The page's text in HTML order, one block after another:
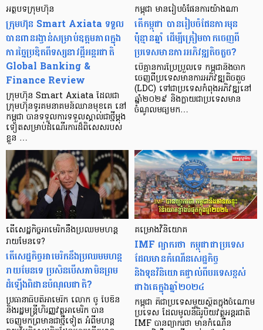
អត្ថបទក្រុមហ៊ុន
ក្រុមហ៊ុន Smart Axiata ទទួល
បានពានរង្វាន់សម្រាប់ឧត្តមភាពក្នុង
ការច្នៃប្រឌិតពីទស្សនាវដ្តីអន្តរជាតិ
Global Banking &
Finance Review
ក្រុមហ៊ុន Smart Axiata ដែលជា
ក្រុមហ៊ុនទូរគមនាគមន៍ឈានមុខគេ នៅ
កម្ពុជា បានទទួលការទទួលស្គាល់ជាថ្មីម្តង
ទៀតសម្រាប់ដំណើរការដ៏ពិសេសរបស់
ខ្លួន …
កម្ពុជា មានរៀបចំផែនការយ៉ាងណា
តើកម្ពុជា បានរៀបចំផែនការមុន
ប៉ុន្មានឆ្នាំ ដើម្បីត្រៀមចាកចេញពី
ប្រទេសមានការអភិវឌ្ឍតិចតួច?
បើគ្មានការប្រែប្រួលទេ កម្ពុជានឹងចាក
ចេញពីប្រទេសមានការអភិវឌ្ឍតិចតួច
(LDC) ទៅជាប្រទេសកំពុងអភិវឌ្ឍនៅ
ឆ្នាំ២០២៩ និងក្លាយជាប្រទេសមាន
ចំណូលមធ្យមក…
តើសេដ្ឋកិច្ចអាមេរិកនឹងប្រឈមមហន្ដ
រាយមែនទេ?
តើសេដ្ឋកិច្ចអាមេរិកនឹងប្រឈមមហន្ដ
រាយមែនទេ ប្រសិនបើសភាមិនព្រម
ដំឡើងពិដានបំណុលជាតិ?
ប្រធានាធិបតីអាមេរិក លោក ចូ បៃឌិន
និងរដ្ឋមន្ត្រីហិរញ្ញវត្ថុអាមេរិក បាន
ចេញមកព្រមានជាថ្មីទៀត អំពីមហន្ត
គម្រោងវិនិយោគ
IMF ព្យាករថា កម្ពុជាជាប្រទេស
ដែលមានកំណើនសេដ្ឋកិច្ច
និងទុនវិនិយោគផ្ទាល់ពីបរទេសខ្ពស់
ជាងគេក្នុងឆ្នាំ២០២៤
កម្ពុជា គឺជាប្រទេសមួយស្ថិតក្នុងចំណោម
ប្រទេស ដែលមូលនិធិរូបិយវត្ថុអន្តរជាតិ
IMF បានព្យាករថា មានកំណើន